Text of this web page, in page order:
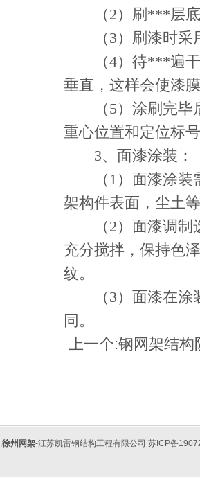
（2）刷***层底
（3）刷漆时采用
（4）待***遍干
垂直，这样会使漆
（5）涂刷完毕后
重心位置和定位标
3、面漆涂装：
（1）面漆涂装需
架构件表面，尘土
（2）面漆调制选
充分搅拌，保持色
纹。
（3）面漆在涂装
同。
上一个:钢网架结构
,徐州网架-江苏凯雷钢结构工程有限公司 苏ICP备